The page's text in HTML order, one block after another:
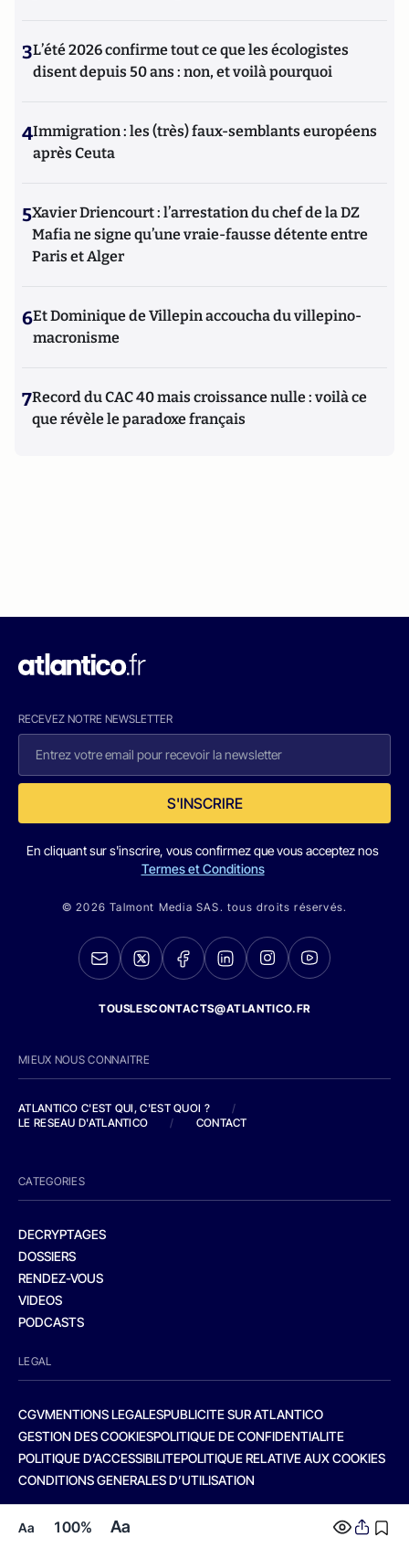
Aa 100% Aa
3L’été 2026 confirme tout ce que les écologistes
disent depuis 50 ans : non, et voilà pourquoi
4Immigration : les (très) faux-semblants européens
après Ceuta
5Xavier Driencourt : l’arrestation du chef de la DZ
Mafia ne signe qu’une vraie-fausse détente entre
Paris et Alger
6Et Dominique de Villepin accoucha du villepino-
macronisme
7Record du CAC 40 mais croissance nulle : voilà ce
que révèle le paradoxe français
RECEVEZ NOTRE NEWSLETTER
S'INSCRIRE
En cliquant sur s'inscrire, vous confirmez que vous acceptez nos
Termes et Conditions
© 2026 Talmont Media SAS. tous droits réservés.
TOUSLESCONTACTS@ATLANTICO.FR
MIEUX NOUS CONNAITRE
ATLANTICO C'EST QUI, C'EST QUOI ?
/
LE RESEAU D'ATLANTICO
/ CONTACT
CATEGORIES
DECRYPTAGES
DOSSIERS
RENDEZ-VOUS
VIDEOS
PODCASTS
LEGAL
CGVMENTIONS LEGALESPUBLICITE SUR ATLANTICO
GESTION DES COOKIESPOLITIQUE DE CONFIDENTIALITE
POLITIQUE D’ACCESSIBILITEPOLITIQUE RELATIVE AUX COOKIES
CONDITIONS GENERALES D’UTILISATION